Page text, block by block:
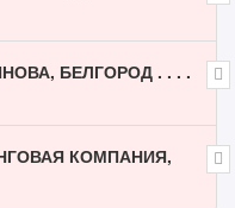
БЕЛГОРОД . . . .
КОМПАНИЯ,